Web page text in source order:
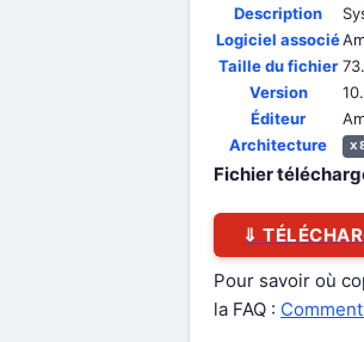
Description
Logiciel associé
Taille du fichier
Version
Éditeur
Architecture
Fichier
⇓
Pour savoir où
la FAQ :